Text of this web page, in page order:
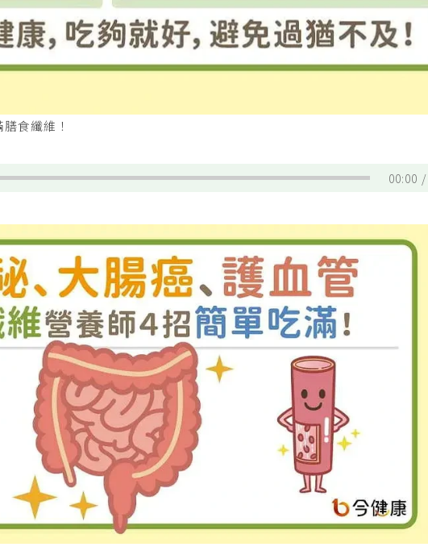
食纖維！
00:00